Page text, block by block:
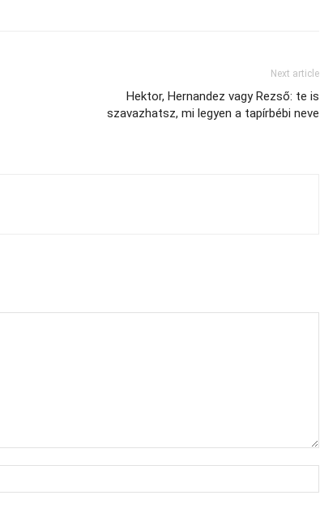
Next article
Hektor, Hernandez vagy Rezső: te is
szavazhatsz, mi legyen a tapírbébi neve